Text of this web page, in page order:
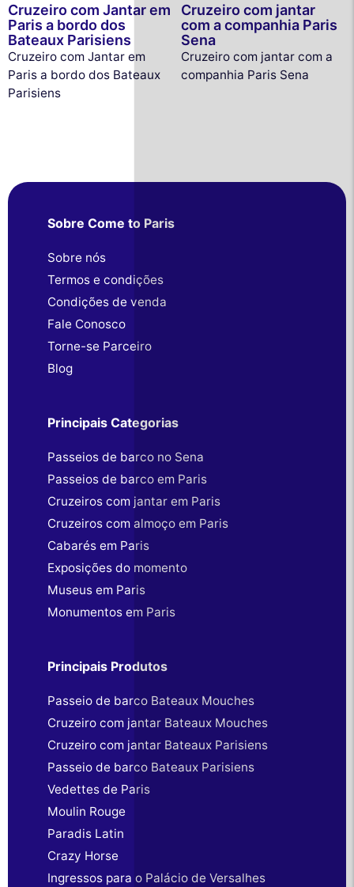
Cruzeiro com Jantar em
Paris a bordo dos
Bateaux Parisiens
Cruzeiro com Jantar em
Paris a bordo dos Bateaux
Parisiens
Cruzeiro com jantar
com a companhia Paris
Sena
Cruzeiro com jantar com a
companhia Paris Sena
Sobre Come to Paris
Sobre nós
Termos e condições
Condições de venda
Fale Conosco
Torne-se Parceiro
Blog
Principais Categorias
Passeios de barco no Sena
Passeios de barco em Paris
Cruzeiros com jantar em Paris
Cruzeiros com almoço em Paris
Cabarés em Paris
Exposições do momento
Museus em Paris
Monumentos em Paris
Principais Produtos
Passeio de barco Bateaux Mouches
Cruzeiro com jantar Bateaux Mouches
Cruzeiro com jantar Bateaux Parisiens
Passeio de barco Bateaux Parisiens
Vedettes de Paris
Moulin Rouge
Paradis Latin
Crazy Horse
Ingressos para o Palácio de Versalhes